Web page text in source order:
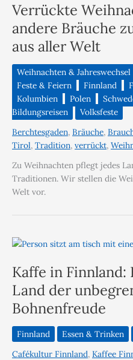
Verrückte
andere Bräuche
aus aller Welt
Weihnachten & Jahreswechsel
Feste & Feiern
Finnland
Kolumbien
Polen
Bildungsreisen
Volksfeste
Berchtesgaden, Bräuche,
Tirol, Tradition, verrückt,
Zu Weihnachten pflegt jedes
Traditionen. Wir stellen die
Welt vor.
Kaffe in Finnland:
Land der
Bohnenfreude
Finnland Essen & Trinken
Cafékultur Finnland, Kaffee